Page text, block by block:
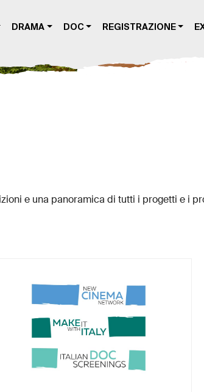
DRAMA DOC REGISTRAZIONE
e una panoramica di tutti i progetti e i